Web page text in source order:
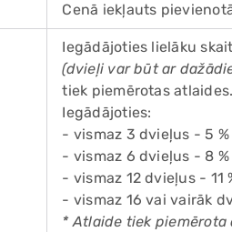
Cenā iekļauts
Iegādājoties lielāku
(dvieļi var būt ar
tiek piemērotas atlaides.
Iegādājoties:
- vismaz 3 dvieļus - 5 %
- vismaz 6 dvieļus - 8 %
- vismaz 12 dvieļus - 11
- vismaz 16 vai vairāk
* Atlaide tiek piemērota